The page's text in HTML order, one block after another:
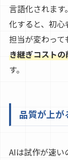
言語化されま
化すると、初心
担当が変わって
き継ぎコストの
す。
品質が上が
AIは試作が速い